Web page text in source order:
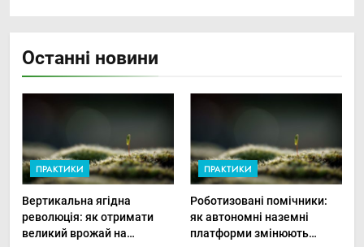
Останні новини
ПРАКТИКИ
Вертикальна ягідна
революція: як отримати
великий врожай на
ПРАКТИКИ
Роботизовані помічники:
як автономні наземні
платформи змінюють